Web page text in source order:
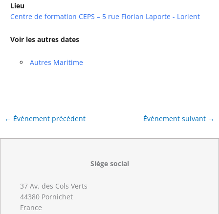
Lieu
Centre de formation CEPS – 5 rue Florian Laporte - Lorient
Voir les autres dates
Autres Maritime
← Évènement précédent Évènement suivant →
Siège social
37 Av. des Cols Verts
44380 Pornichet
France